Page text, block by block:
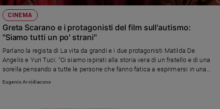
Podcast
Privacy
Policy
CINEMA
Greta Scarano e i protagonisti del film sull'autismo:
"Siamo tutti un po' strani"
Parlano la regista di La vita da grandi e i due protagonisti Matilda De
Angelis e Yuri Tuci: "Ci siamo ispirati alla storia vera di un fratello e di una
sorella pensando a tutte le persone che fanno fatica a esprimersi in una
società che ci vuole tutti incasellati e performanti"
Eugenio Arcidiacono